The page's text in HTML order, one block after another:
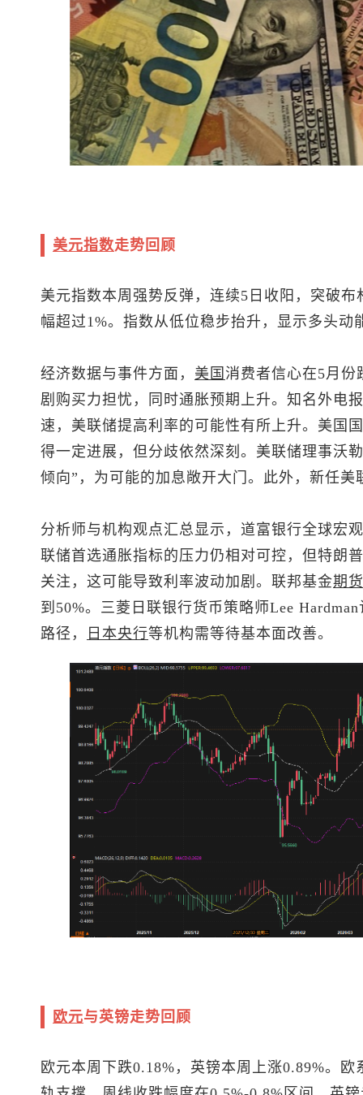
美元指数走势回顾
美元指数本周强势反弹，连续5日收阳，突破
幅超过1%。指数从低位稳步抬升，显示多头动
经济数据与事件方面， 美国 消费者信心在5月
剧购买力担忧，同时通胀预期上升。知名外电
速，美联储提高利率的可能性有所上升。美国
得一定进展，但分歧依然深刻。美联储理事沃
倾向”，为可能的加息敞开大门。此外，新任
分析师与机构观点汇总显示，道富银行全球宏
联储首选通胀指标的压力仍相对可控，但特朗
关注，这可能导致利率波动加剧。联邦基金期货
到50%。三菱日联银行货币策略师Lee
路径，
日本央行等机构需等待基本面改善。
欧元与英镑走势回顾
欧元本周下跌0.18%，英镑本周上涨0.89%。